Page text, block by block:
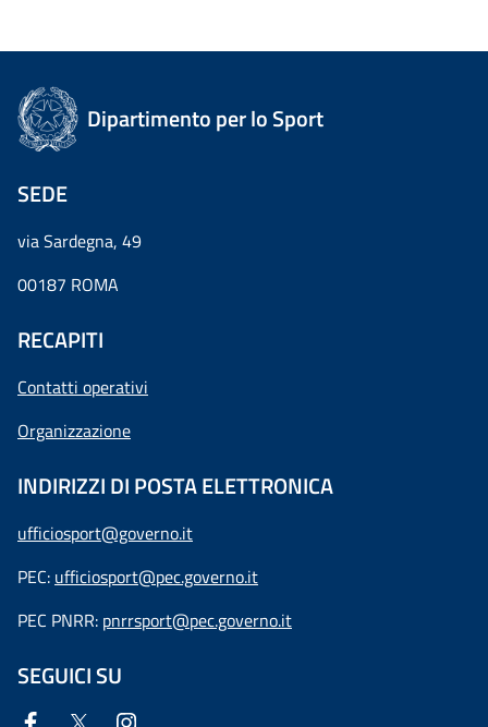
Dipartimento per lo Sport
SEDE
via Sardegna, 49
00187 ROMA
RECAPITI
Contatti operativi
Organizzazione
INDIRIZZI DI POSTA ELETTRONICA
ufficiosport@governo.it
PEC: ufficiosport@pec.governo.it
PEC PNRR: pnrrsport@pec.governo.it
SEGUICI SU